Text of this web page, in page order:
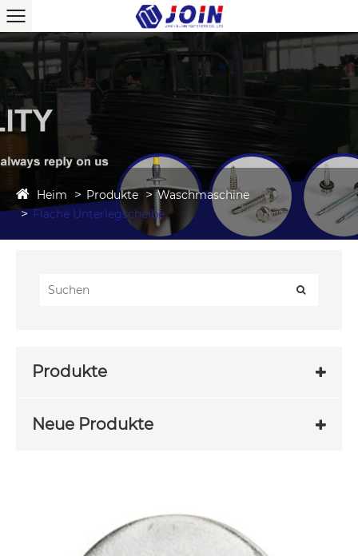
Heim Produkte
Waschmaschine
Flache Unterlegscheibe
Produkte
Neue Produkte